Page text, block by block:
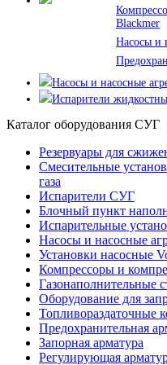
Blackmer
Насосы и
Насосы и насосные
Испарители
Каталог оборудования СУГ
Резервуары для
Смесительные
газа
Испарители СУГ
Блочный пункт
Испарительные
Насосы и насосные
Установки насосные
Компрессоры и
Газонаполнительные
Оборудование для
Топливораздаточные
Предохранительная
Запорная арматура
Регулирующая